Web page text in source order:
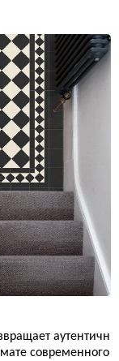
аутентичн
современного